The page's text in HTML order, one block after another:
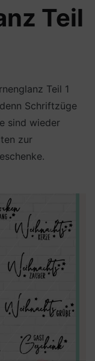
Teil
Teil 1
Schriftzüge
sind wieder
zur